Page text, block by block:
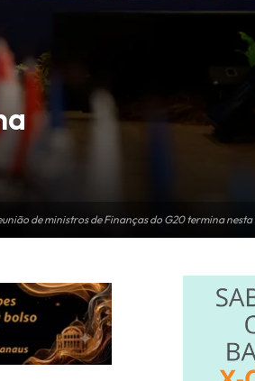
de ministros de Finanças do G20 termina